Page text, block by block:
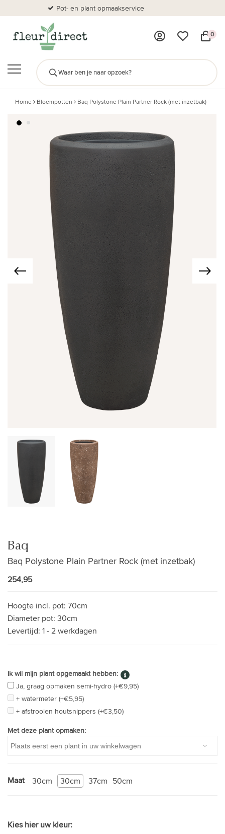
Pot- en plant opmaakservice
0
Home Bloempotten Baq Polystone Plain Partner Rock (met inzetbak)
Baq
Baq Polystone Plain Partner Rock (met inzetbak)
254,95
Hoogte incl. pot: 70cm
Diameter pot: 30cm
Levertijd: 1 - 2 werkdagen
Ik wil mijn plant opgemaakt hebben:
Ja, graag opmaken semi-hydro (+€9,95)
+ watermeter (+€5,95)
+ afstrooien houtsnippers (+€3,50)
Met deze plant opmaken:
Maat 30cm 50cm
30cm 37cm
Kies hier uw kleur: